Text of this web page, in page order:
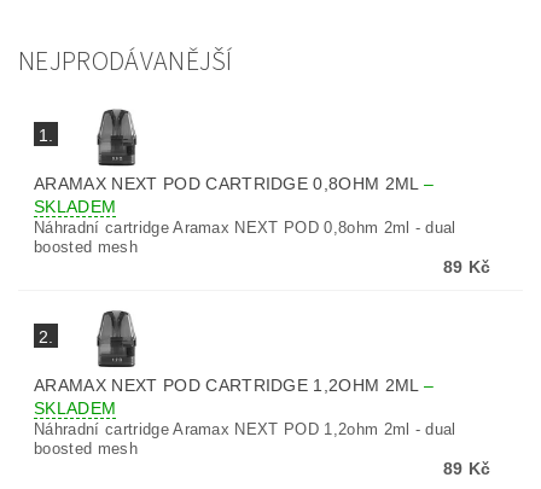
NEJPRODÁVANĚJŠÍ
1.
ARAMAX NEXT POD CARTRIDGE 0,8OHM 2ML –
SKLADEM
Náhradní cartridge Aramax NEXT POD 0,8ohm 2ml - dual
boosted mesh
89 Kč
2.
ARAMAX NEXT POD CARTRIDGE 1,2OHM 2ML –
SKLADEM
Náhradní cartridge Aramax NEXT POD 1,2ohm 2ml - dual
boosted mesh
89 Kč